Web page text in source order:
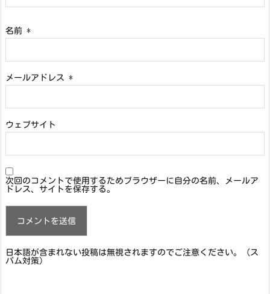
名前 *
メールアドレス *
ウェブサイト
次回のコメントで使用するためブラウザーに自分の名前、メールア
ドレス、サイトを保存する。
日本語が含まれない投稿は無視されますのでご注意ください。（ス
パム対策）